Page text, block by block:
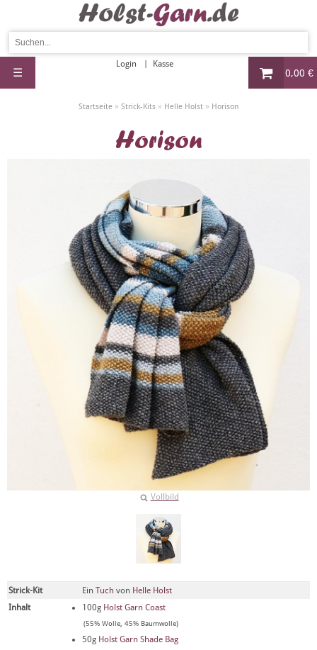
0,00 €
Login Kasse
☰
Startseite » Strick-Kits » Helle Holst » Horison
Horison
Vollbild
Strick-Kit Ein Tuch von Helle Holst
Inhalt
100g Holst Garn Coast
(55% Wolle, 45% Baumwolle)
50g Holst Garn Shade Bag